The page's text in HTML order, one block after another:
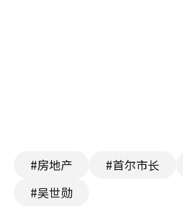
#房地产 #首尔市长
#吴世勋